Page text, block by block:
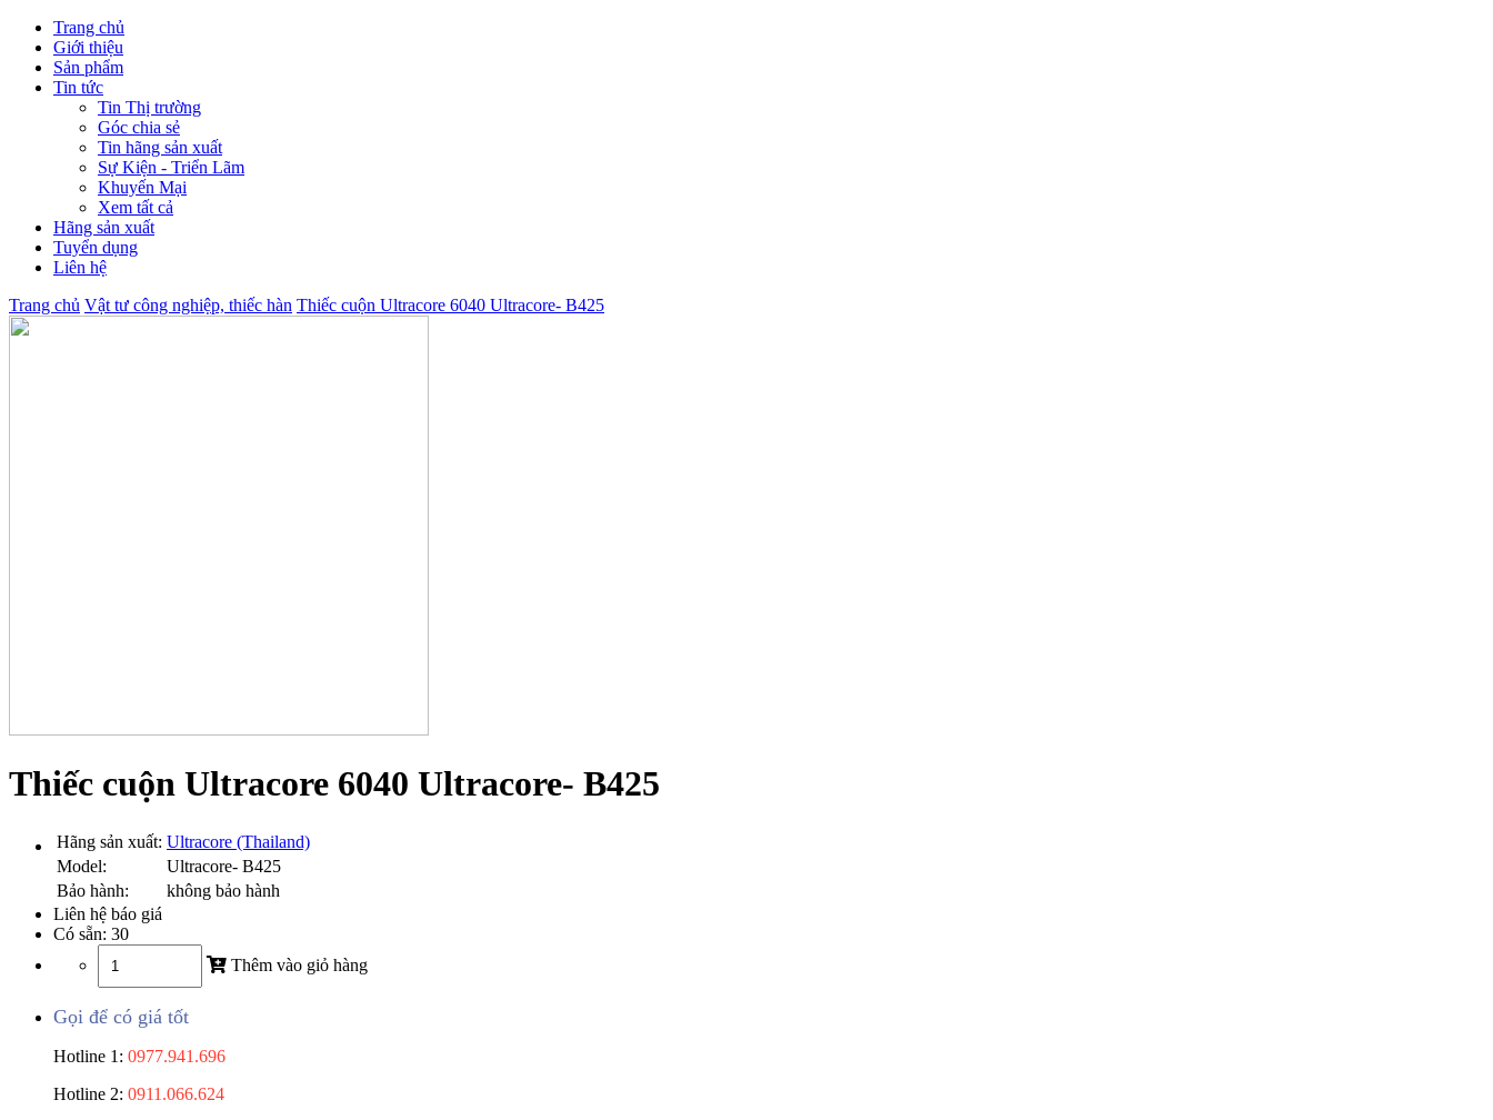
Trang chủ
Giới thiệu
Sản phẩm
Tin tức
Tin Thị trường
Góc chia sẻ
Tin hãng sản xuất
Sự Kiện - Triển Lãm
Khuyến Mại
Xem tất cả
Hãng sản xuất
Tuyển dụng
Liên hệ
Trang chủ Vật tư công nghiệp, thiếc hàn Thiếc cuộn Ultracore 6040 Ultracore- B425
Thiếc cuộn Ultracore 6040 Ultracore- B425
Hãng sản xuất: Ultracore (Thailand)
Model:
Ultracore- B425
Bảo hành:
không bảo hành
Liên hệ báo giá
Có sẵn: 30
Thêm vào giỏ hàng
Gọi để có giá tốt
Hotline 1: 0977.941.696
Hotline 2: 0911.066.624